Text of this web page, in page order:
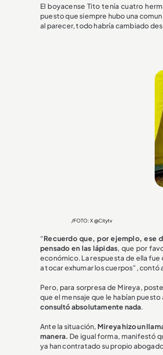
El boyacense Tito tenía cuatro
puesto que siempre hubo una
al parecer, todo habría cambiado
/FOTO: X @Citytv
“Recuerdo que, por ejemplo, ese
pensado en las lápidas, que por
económico. La respuesta de ella fue
a tocar exhumar los cuerpos”, contó
Pero, para sorpresa de Mireya,
que el mensaje que le habían
consultó absolutamente nada.
Ante la situación, Mireya hizo un
manera. De igual forma, manifestó
ya han contratado su propio